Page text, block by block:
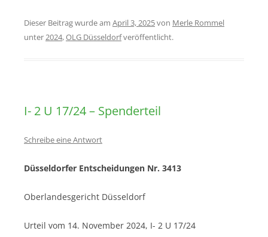
Dieser Beitrag wurde am April 3, 2025von Merle Rommel
unter 2024,OLG Düsseldorfveröffentlicht.
I- 2 U 17/24 – Spenderteil
Schreibe eine Antwort
Düsseldorfer Entscheidungen Nr. 3413
Oberlandesgericht Düsseldorf
Urteil vom 14. November 2024, I- 2 U 17/24